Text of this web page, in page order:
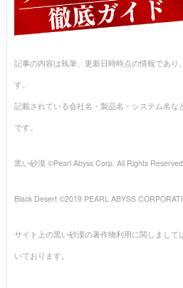
記事の内容は執筆、更新日時時点の情報であり
す。
記載されている会社名・製品名・システム名
です。
黒い砂漠 ©Pearl Abyss Corp. All Rights
Black Desert ©2019 PEARL ABYSS
サイト上の黒い砂漠の著作物利用に関しまして
いております。